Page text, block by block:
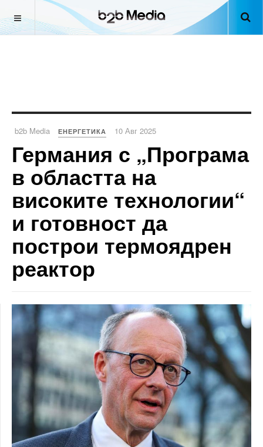
b2b Media ЕНЕРГЕТИКА 10 Авг 2025
Германия с „Програма
в областта на
високите технологии“
и готовност да
построи термоядрен
реактор